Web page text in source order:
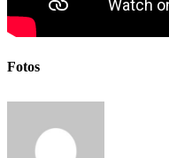
Fotos